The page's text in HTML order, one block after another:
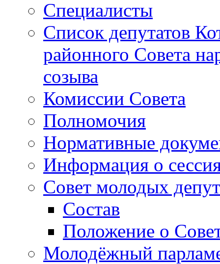
Специалисты
Список депутатов
районного Совета
созыва
Комиссии Совета
Полномочия
Нормативные
Информация о
Совет молодых
Состав
Положение о
Молодёжный